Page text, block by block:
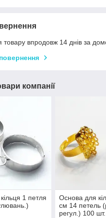
впродовж 14 днів за
компанії
1 петля
Основа для
см 14 петель
регул.) 100